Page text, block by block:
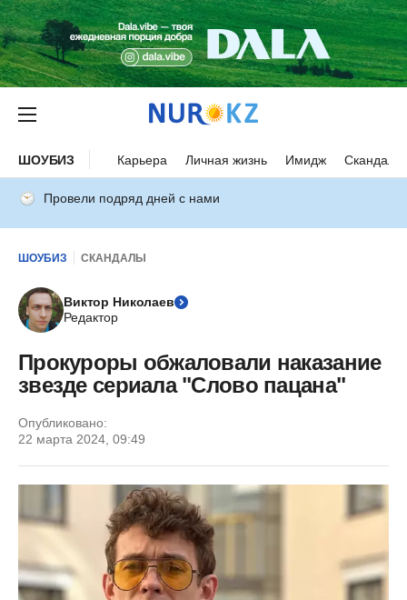
ШОУБИЗ Карьера Личная жизнь Имидж Скандалы
Провели подряд дней с нами
ШОУБИЗ СКАНДАЛЫ
Виктор Николаев
Редактор
Прокуроры обжаловали наказание
звезде сериала "Слово пацана"
Опубликовано:
22 марта 2024, 09:49